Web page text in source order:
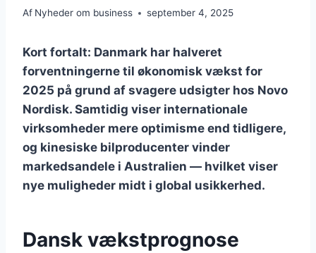
Af Nyheder om business september 4, 2025
Kort fortalt: Danmark har halveret
forventningerne til økonomisk vækst for
2025 på grund af svagere udsigter hos Novo
Nordisk. Samtidig viser internationale
virksomheder mere optimisme end tidligere,
og kinesiske bilproducenter vinder
markedsandele i Australien — hvilket viser
nye muligheder midt i global usikkerhed.
Dansk vækstprognose